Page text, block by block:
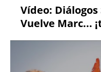
Vídeo:
Vuelve Marc...